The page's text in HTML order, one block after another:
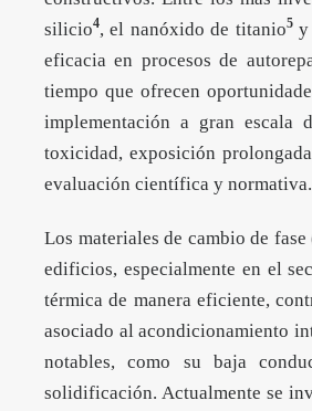
silicio4, el nanóxido de titanio5y
eficacia en procesos de
tiempo que ofrecen
implementación a gran escala
toxicidad, exposición
evaluación científica y normativa.
Los materiales de cambio de fase
edificios, especialmente en el
térmica de manera eficiente,
asociado al acondicionamiento
notables, como su baja
solidificación. Actualmente se